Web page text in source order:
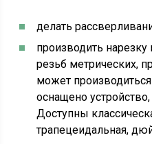
делать
производить
резьб метрических,
может
оснащено
Доступны
трапецеидальная,